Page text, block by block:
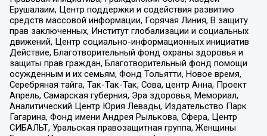
Ерушалаим, Центр поддержки и содействия развитию
средств массовой информации, Горячая Линия, В защиту
прав заключенных, Институт глобализации и социальных
движений, Центр социально-информационных инициатив
Действие, Благотворительный фонд охраны здоровья и
защиты прав граждан, Благотворительный фонд помощи
осужденным и их семьям, Фонд Тольятти, Новое время,
Серебряная тайга, Так-Так-Так, Сова, центр Анна, Проект
Апрель, Самарская губерния, Эра здоровья, Мемориал,
Аналитический Центр Юрия Левады, Издательство Парк
Гагарина, Фонд имени Андрея Рылькова, Сфера, Центр
СИБАЛЬТ, Уральская правозащитная группа, Женщины